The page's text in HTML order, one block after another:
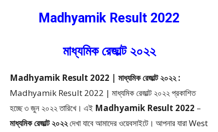
Madhyamik Result 2022
মাধ্যমিক রেজাল্ট ২০২২
Madhyamik Result 2022 | মাধ্যমিক রেজাল্ট ২০২২ :
Madhyamik Result 2022 | মাধ্যমিক রেজাল্ট ২০২২ প্রকাশিত
হচ্ছে ৩ জুন ২০২২ তারিখে। এই Madhyamik Result 2022 –
মাধ্যমিক রেজাল্ট ২০২২দেখা যাবে আমাদের ওয়েবসাইটে। আপনার যারা West